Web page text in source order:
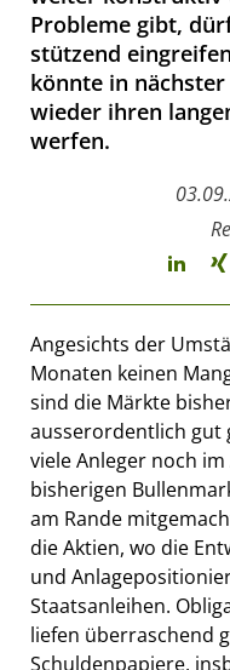
Probleme gibt,
stützend
könnte in
wieder ihren
werfen.
Angesichts der
Monaten keinen
sind die Märkte
ausserordentlich gut
viele Anleger noch
bisherigen
am Rande
die Aktien, wo die
und
Staatsanleihen.
liefen überraschend
Schuldenpapiere,